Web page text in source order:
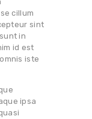
cillum
sint
in
id est
iste
ipsa